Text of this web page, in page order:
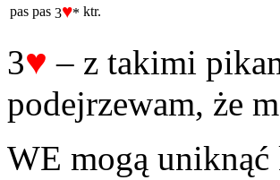
pas pas 3♥* ktr.
3♥ – z takimi
podejrzewam, że
WE mogą uniknąć